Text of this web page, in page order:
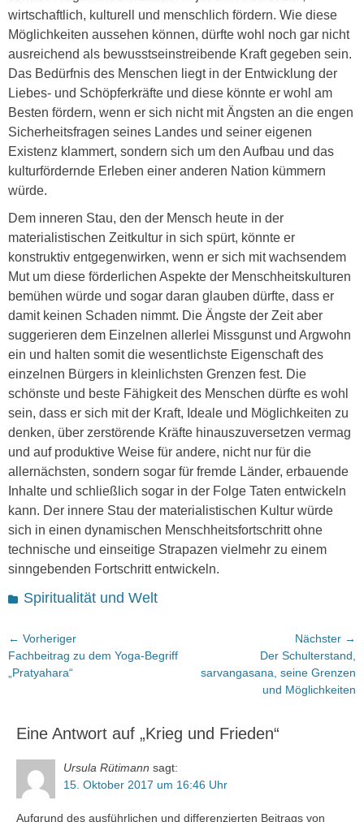
wirtschaftlich, kulturell und menschlich fördern. Wie diese
Möglichkeiten aussehen können, dürfte wohl noch gar nicht
ausreichend als bewusstseinstreibende Kraft gegeben sein.
Das Bedürfnis des Menschen liegt in der Entwicklung der
Liebes- und Schöpferkräfte und diese könnte er wohl am
Besten fördern, wenn er sich nicht mit Ängsten an die engen
Sicherheitsfragen seines Landes und seiner eigenen
Existenz klammert, sondern sich um den Aufbau und das
kulturfördernde Erleben einer anderen Nation kümmern
würde.
Dem inneren Stau, den der Mensch heute in der
materialistischen Zeitkultur in sich spürt, könnte er
konstruktiv entgegenwirken, wenn er sich mit wachsendem
Mut um diese förderlichen Aspekte der Menschheitskulturen
bemühen würde und sogar daran glauben dürfte, dass er
damit keinen Schaden nimmt. Die Ängste der Zeit aber
suggerieren dem Einzelnen allerlei Missgunst und Argwohn
ein und halten somit die wesentlichste Eigenschaft des
einzelnen Bürgers in kleinlichsten Grenzen fest. Die
schönste und beste Fähigkeit des Menschen dürfte es wohl
sein, dass er sich mit der Kraft, Ideale und Möglichkeiten zu
denken, über zerstörende Kräfte hinauszuversetzen vermag
und auf produktive Weise für andere, nicht nur für die
allernächsten, sondern sogar für fremde Länder, erbauende
Inhalte und schließlich sogar in der Folge Taten entwickeln
kann. Der innere Stau der materialistischen Kultur würde
sich in einen dynamischen Menschheitsfortschritt ohne
technische und einseitige Strapazen vielmehr zu einem
sinngebenden Fortschritt entwickeln.
Kategorien
Spiritualität und Welt
Beitragsnavigation
← Vorheriger
Vorheriger
Beitrag:
Fachbeitrag zu dem Yoga-Begriff
„Pratyahara“
Nächster →
Beitrag:
Der Schulterstand,
sarvangasana, seine Grenzen
und Möglichkeiten
Eine Antwort auf „Krieg und Frieden“
Ursula Rütimann sagt:
15. Oktober 2017 um 16:46 Uhr
Aufgrund des ausführlichen und differenzierten Beitrags von